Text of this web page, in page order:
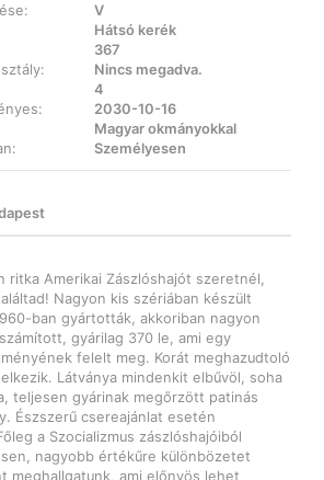
V
Hátsó kerék
367
Nincs megadva.
4
2030-10-16
Magyar okmányokkal
Személyesen
ritka Amerikai Zászlóshajót szeretnél,
Nagyon kis szériában készült
ban gyártották, akkoriban nagyon
gyárilag 370 le, ami egy
felelt meg. Korát meghazudtoló
Látványa mindenkit elbűvöl, soha
teljesen gyárinak megőrzött patinás
Észszerű csereajánlat esetén
a Szocializmus zászlóshajóiból
nagyobb értékűre különbözetet
meghallgatunk, ami előnyös lehet